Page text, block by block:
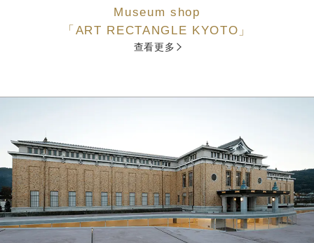
Museum shop
「ART RECTANGLE KYOTO」
查看更多